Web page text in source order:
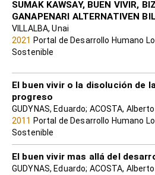
SUMAK KAWSAY, BUEN VIVIR,
GANAPENARI ALTERNATIVEN
VILLALBA, Unai
2021 Portal de Desarrollo Humano
El buen vivir o la disolución de la
progreso
GUDYNAS, Eduardo; ACOSTA, Alberto
2011 Portal de Desarrollo Humano